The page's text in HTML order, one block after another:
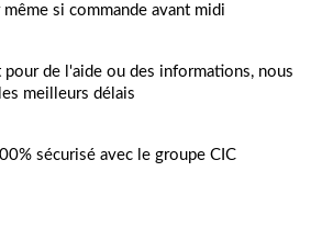
si commande avant midi
pour de l'aide ou des informations, nous
meilleurs délais
sécurisé avec le groupe CIC